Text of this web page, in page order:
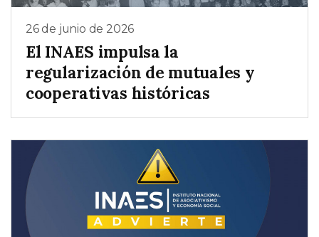
26 de junio de 2026
El INAES impulsa la
regularización de mutuales y
cooperativas históricas